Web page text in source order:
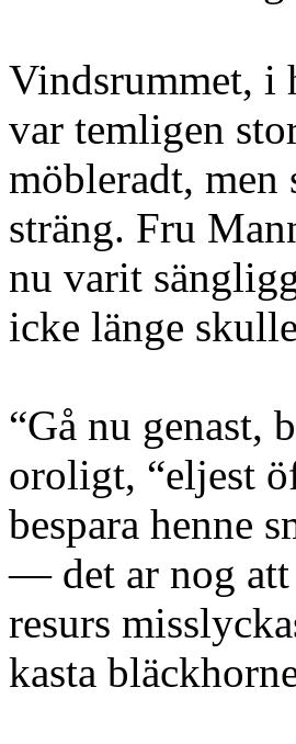
Vindsrummet, i
var temligen
möbleradt,
sträng. Fru
nu varit
icke länge
“Gå nu genast,
oroligt, “eljest
bespara henne
— det ar nog att
resurs
kasta